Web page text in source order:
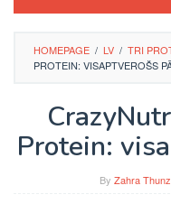
HOMEPAGE / LV / TRI
PROTEIN: VISAPTVEROŠS
Protein:
By Zahra